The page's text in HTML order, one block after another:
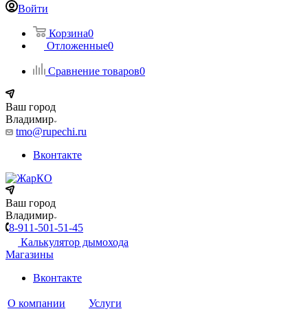
Войти
Корзина0
Отложенные0
Сравнение товаров0
Ваш город
Владимир
tmo@rupechi.ru
Вконтакте
Ваш город
Владимир
8-911-501-51-45
Калькулятор дымохода
Магазины
Вконтакте
О компании
Услуги